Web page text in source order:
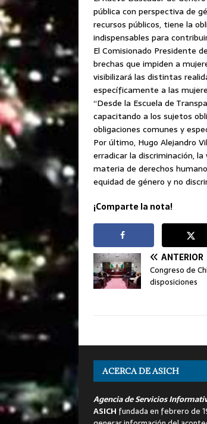
pública con perspectiva de
recursos públicos, tiene la
indispensables para
El Comisionado Presidente
brechas que impiden a
visibilizará las distintas
específicamente a las
“Desde la Escuela de
capacitando a los sujetos
obligaciones comunes y
Por último, Hugo Alejandro
erradicar la discriminación,
materia de derechos
equidad de género y no
¡Comparte la nota!
ANTERIOR
Congreso de
disposiciones
ACERCA DE ASICH
Agencia de Servicios
ASICH fundada en febrero de